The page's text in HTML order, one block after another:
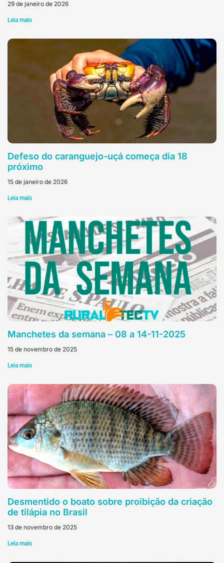
29 de janeiro de 2026
Leia mais
Defeso do caranguejo-uçá começa dia 18
próximo
15 de janeiro de 2026
Leia mais
Manchetes da semana – 08 a 14-11-2025
15 de novembro de 2025
Leia mais
Desmentido o boato sobre proibição da criação
de tilápia no Brasil
13 de novembro de 2025
Leia mais